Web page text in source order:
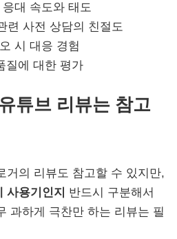
대 속도와 태도
련 사전 상담의 친절도
시 대응 경험
질에 대한 평가
튜브 리뷰는 참고
거의 리뷰도 참고할 수 있지만,
사용기인지 반드시 구분해서
과하게 극찬만 하는 리뷰는 필